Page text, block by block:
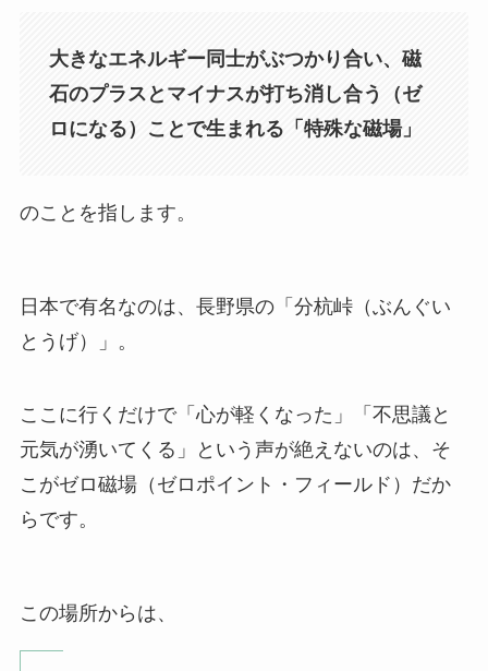
大きなエネルギー同士がぶつかり合い、磁
石のプラスとマイナスが打ち消し合う（ゼ
ロになる）ことで生まれる「特殊な磁場」
のことを指します。
日本で有名なのは、長野県の「分杭峠（ぶんぐい
とうげ）」。
ここに行くだけで「心が軽くなった」「不思議と
元気が湧いてくる」という声が絶えないのは、そ
こがゼロ磁場（ゼロポイント・フィールド）だか
らです。
この場所からは、